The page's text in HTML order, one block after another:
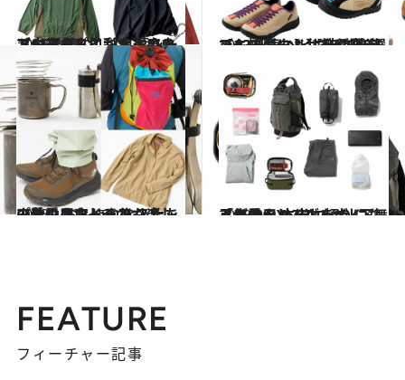
2023.11.4
【#1を読む】【紅葉シーズンをさらに彩る】アウトドアのプロがすすめる アウター＆インナーウェア11選
ライフスタイル 2023.11.4
【#2を読む】【秋の外遊びも快適に！】普段履きでもOK。ヘビロテできるスニーカー＆サンダル9選
ライフスタイル
2023.10.25
山登りもおしゃれも楽しみたい おしゃれな人たちの秋のアウトドア スナップ＆愛用アイテム
コミック ＆ エッセイ 2023.9.8
「自分らしく山を歩く」 人気登山YouTuber山下舞弓が愛用 本当に頼りになるアウトドアグッズ
ファッション
FEATURE
フィーチャー記事